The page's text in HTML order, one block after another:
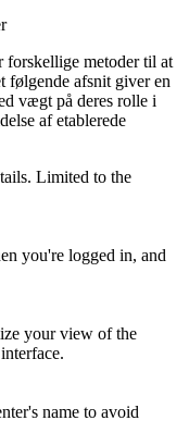
forskellige metoder til at
følgende afsnit giver en
vægt på deres rolle i
af etablerede
Limited to the
you're logged in, and
your view of the
name to avoid